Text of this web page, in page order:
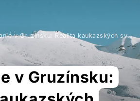
v Gruzínsku: Realita kaukazských svahov
v Gruzínsku: